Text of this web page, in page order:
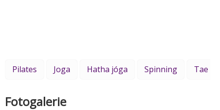
Pilates Joga Hatha jóga Spinning Tae bo
Fotogalerie